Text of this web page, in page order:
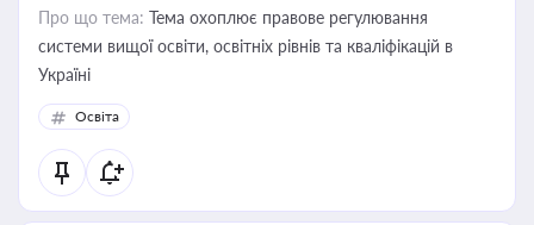
Про що тема: Тема охоплює правове регулювання
системи вищої освіти, освітніх рівнів та кваліфікацій в
Україні
Освіта